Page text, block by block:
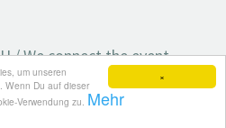
×
um unseren
Wenn Du auf dieser
Verwendung zu. Mehr
/ We connect the event
für die Eventplanung /
Magazin und mehr